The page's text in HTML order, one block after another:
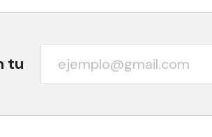
tu